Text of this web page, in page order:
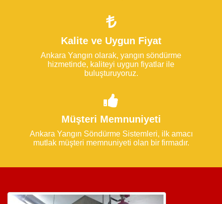
Kalite ve Uygun Fiyat
Ankara Yangın olarak, yangın söndürme
hizmetinde, kaliteyi uygun fiyatlar ile
buluşturuyoruz.
Müşteri Memnuniyeti
Ankara Yangın Söndürme Sistemleri, ilk amacı
mutlak müşteri memnuniyeti olan bir firmadır.